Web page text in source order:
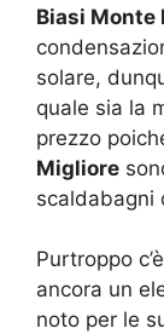
Biasi Monte
solare,
quale sia la
prezzo
Migliore
scaldabagni
Purtroppo
ancora un
noto per le